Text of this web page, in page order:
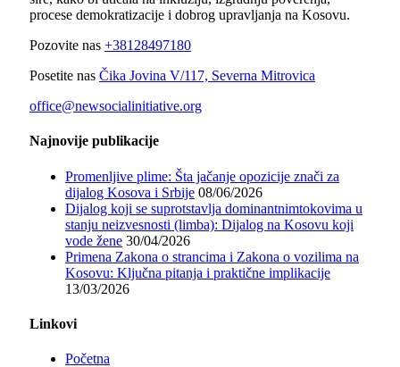
procese demokratizacije i dobrog upravljanja na Kosovu.
Pozovite nas +38128497180
Posetite nas Čika Jovina V/117, Severna Mitrovica
office@newsocialinitiative.org
Najnovije publikacije
Promenljive plime: Šta jačanje opozicije znači za
dijalog Kosova i Srbije 08/06/2026
Dijalog koji se suprotstavlja dominantnimtokovima u
stanju neizvesnosti (limba): Dijalog na Kosovu koji
vode žene 30/04/2026
Primena Zakona o strancima i Zakona o vozilima na
Kosovu: Ključna pitanja i praktične implikacije
13/03/2026
Linkovi
Početna